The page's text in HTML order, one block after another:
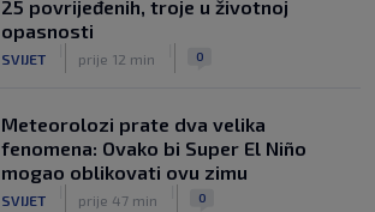
25 povrijeđenih, troje u životnoj
opasnosti
SVIJET prije 12 min 0
Meteorolozi prate dva velika
fenomena: Ovako bi Super El Niño
mogao oblikovati ovu zimu
SVIJET prije 47 min 0